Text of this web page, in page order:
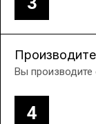
4
Вы